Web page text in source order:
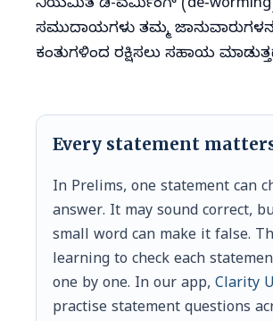
ನಿಯಮಿತ ಡಿ-ವರ್ಮಿಂಗ್
ಸಮುದಾಯಗಳು ತಮ್ಮ
ಕಂತುಗಳಿಂದ ರಕ್ಷಿಸಲು ಸಹಾಯ
Every statement
In Prelims, one statement can
answer. It may sound correct,
small word can make it false.
learning to check each
one by one. In our app, Clarity
practise statement questions